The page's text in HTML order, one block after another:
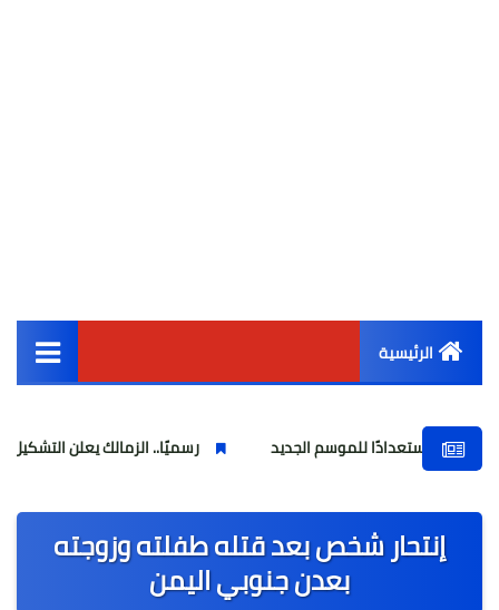
الرئيسية
أخبار مصر
عالمى
الرياضة
للموسم الجديد رسميًا.. الزمالك يعلن التشكيل الكامل للجهاز
إنتحار شخص بعد قتله طفلته وزوجته
بعدن جنوبي اليمن